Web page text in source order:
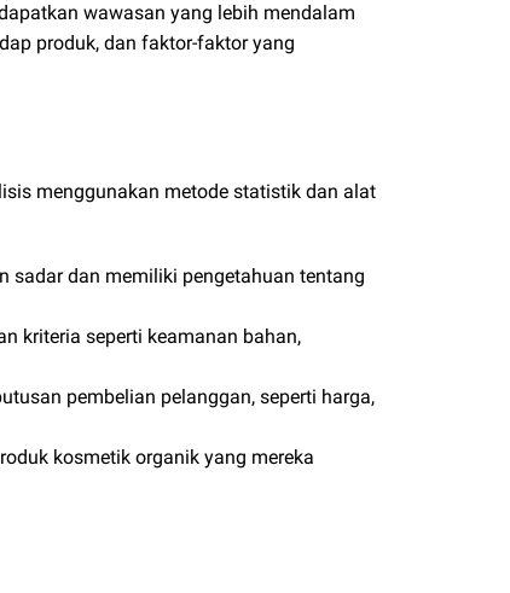
wawasan yang lebih mendalam
produk, dan faktor-faktor yang
menggunakan metode statistik dan alat
sadar dan memiliki pengetahuan tentang
kriteria seperti keamanan bahan,
pembelian pelanggan, seperti harga,
kosmetik organik yang mereka